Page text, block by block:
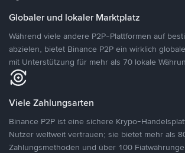
Globaler und lokaler Marktplatz
Während viele andere P2P-Plattformen auf
abzielen, bietet Binance P2P ein wirklich
mit Unterstützung für mehr als 70 lokale
Viele Zahlungsarten
Binance P2P ist eine sichere Krypo-
Nutzer weltweit vertrauen; sie bietet mehr als
Zahlungsmethoden und über 100